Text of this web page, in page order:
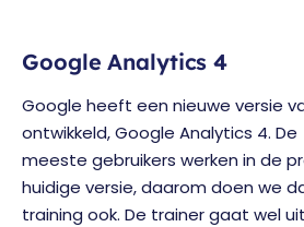
Google Analytics 4
Google heeft een nieuwe versie
ontwikkeld, Google Analytics 4. De
meeste gebruikers werken in de
huidige versie, daarom doen we
training ook. De trainer gaat wel